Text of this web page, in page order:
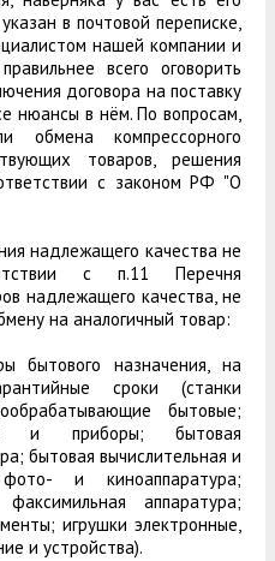
в почтовой переписке,
нашей компании и
всего оговорить
договора на поставку
нюансы в нём. По вопросам,
обмена компрессорного
товаров, решения
с законом РФ "О
надлежащего качества не
с п.11 Перечня
надлежащего качества, не
на аналогичный товар:
бытового назначения, на
сроки (станки
бытовые;
и приборы; бытовая
бытовая вычислительная и
и киноаппаратура;
аппаратура;
игрушки электронные,
и устройства).